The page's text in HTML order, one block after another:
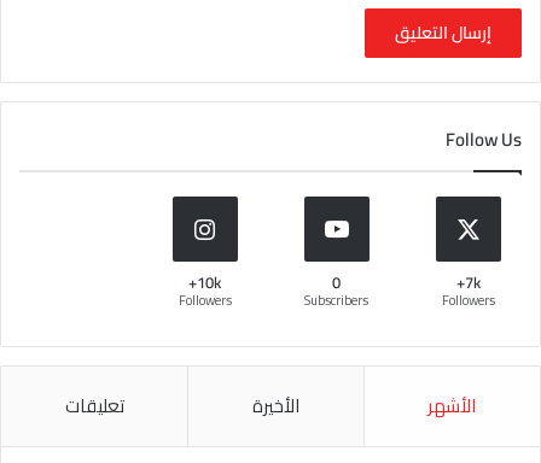
Follow Us
7k+
Followers
0
Subscribers
10k+
Followers
الأشهر الأخيرة تعليقات